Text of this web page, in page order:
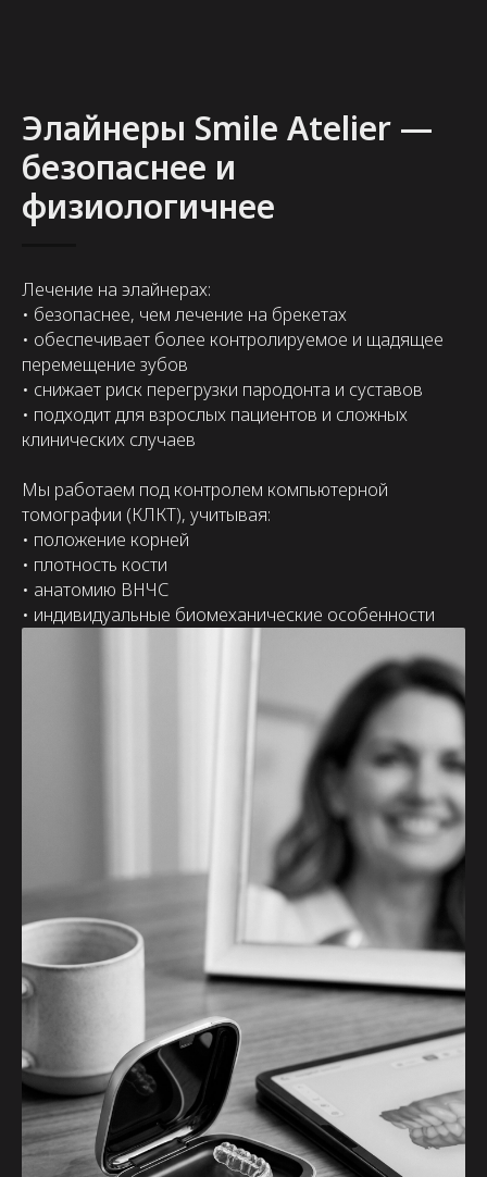
Элайнеры Smile Atelier —
безопаснее и
физиологичнее
Лечение на элайнерах:
• безопаснее, чем лечение на брекетах
• обеспечивает более контролируемое и щадящее
перемещение зубов
• снижает риск перегрузки пародонта и суставов
• подходит для взрослых пациентов и сложных
клинических случаев
Мы работаем под контролем компьютерной
томографии (КЛКТ), учитывая:
• положение корней
• плотность кости
• анатомию ВНЧС
• индивидуальные биомеханические особенности